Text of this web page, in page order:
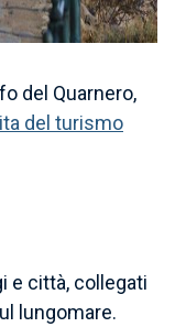
del Quarnero,
del turismo
e città, collegati
lungomare.